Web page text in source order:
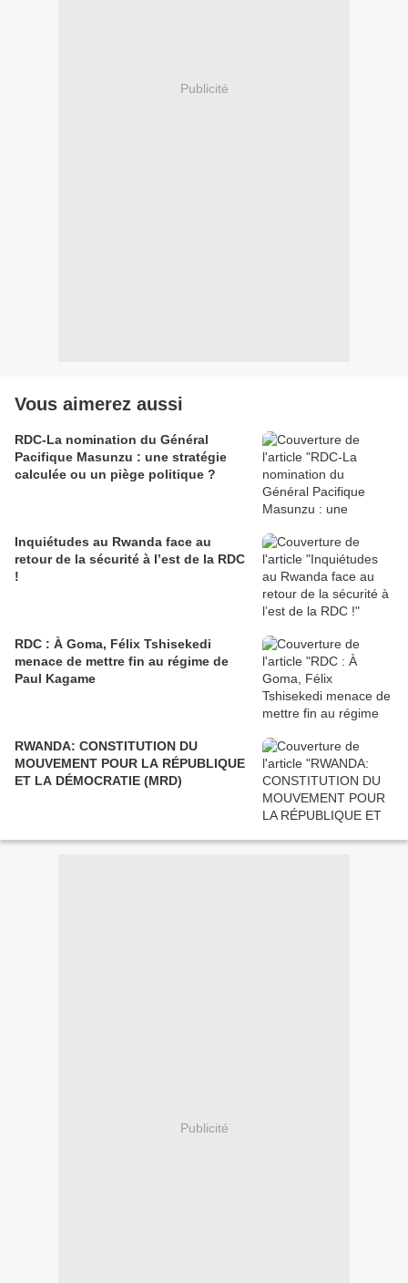
Publicité
Vous aimerez aussi
RDC-La nomination du Général
Pacifique Masunzu : une stratégie
calculée ou un piège politique ?
Inquiétudes au Rwanda face au
retour de la sécurité à l’est de la RDC
!
RDC : À Goma, Félix Tshisekedi
menace de mettre fin au régime de
Paul Kagame
RWANDA: CONSTITUTION DU
MOUVEMENT POUR LA RÉPUBLIQUE
ET LA DÉMOCRATIE (MRD)
Publicité